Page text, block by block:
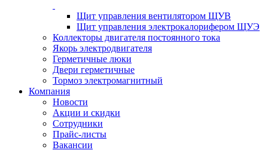
Щит управления вентилятором ЩУВ
Щит управления электрокалорифером ЩУЭ
Коллекторы двигателя постоянного тока
Якорь электродвигателя
Герметичные люки
Двери герметичные
Тормоз электромагнитный
Компания
Новости
Акции и скидки
Сотрудники
Прайс-листы
Вакансии